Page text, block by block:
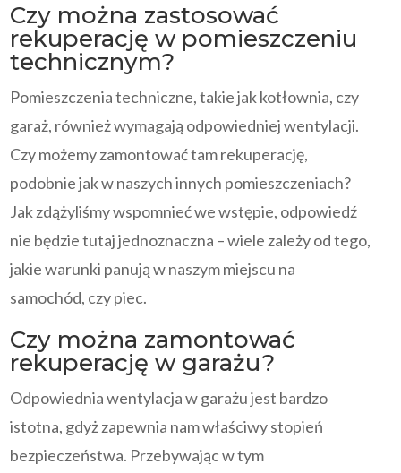
Czy można zastosować
rekuperację w pomieszczeniu
technicznym?
Pomieszczenia techniczne, takie jak kotłownia, czy
garaż, również wymagają odpowiedniej wentylacji.
Czy możemy zamontować tam rekuperację,
podobnie jak w naszych innych pomieszczeniach?
Jak zdążyliśmy wspomnieć we wstępie, odpowiedź
nie będzie tutaj jednoznaczna – wiele zależy od tego,
jakie warunki panują w naszym miejscu na
samochód, czy piec.
Czy można zamontować
rekuperację w garażu?
Odpowiednia wentylacja w garażu jest bardzo
istotna, gdyż zapewnia nam właściwy stopień
bezpieczeństwa. Przebywając w tym